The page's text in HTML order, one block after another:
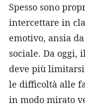
Spesso sono
intercettare in
emotivo, ansia
sociale. Da oggi,
deve più
le difficoltà alle
in modo mirato